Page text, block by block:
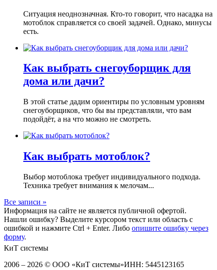
Ситуация неоднозначная. Кто-то говорит, что насадка на
мотоблок справляется со своей задачей. Однако, минусы
есть.
Как выбрать снегоуборщик для
дома или дачи?
В этой статье дадим ориентиры по условным уровням
снегоуборщиков, что бы вы представляли, что вам
подойдёт, а на что можно не смотреть.
Как выбрать мотоблок?
Выбор мотоблока требует индивидуального подхода.
Техника требует внимания к мелочам...
Все записи »
Информация на сайте не является публичной офертой.
Нашли ошибку? Выделите курсором текст или область с
ошибкой и нажмите Ctrl + Enter. Либо опишите ошибку через
форму.
КиТ системы
2006 – 2026 © ООО «КиТ системы»ИНН: 5445123165